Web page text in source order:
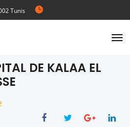
Tunis
DE KALAA EL